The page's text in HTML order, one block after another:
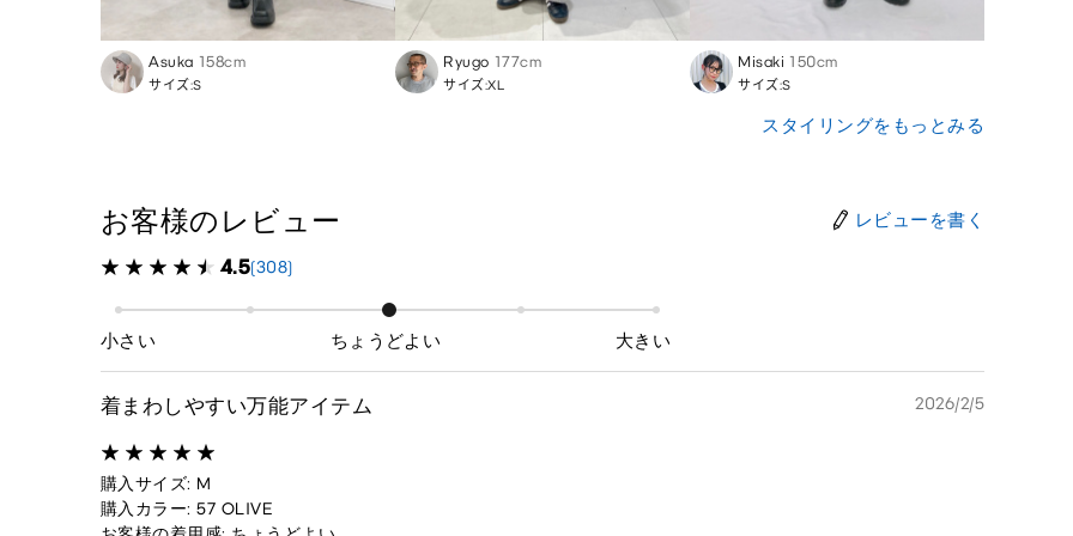
Asuka 158cm
サイズ:S
Ryugo 177cm
サイズ:XL
Misaki 150cm
サイズ:S
スタイリングをもっとみる
お客様のレビュー レビューを書く
4.5(308)
小さい ちょうどよい 大きい
着まわしやすい万能アイテム 2026/2/5
購入サイズ: M
購入カラー: 57 OLIVE